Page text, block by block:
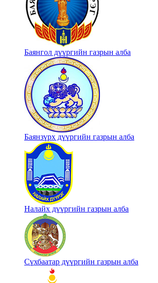
Баянгол дүүргийн газрын алба
Баянзүрх дүүргийн газрын алба
Налайх дүүргийн газрын алба
Сүхбаатар дүүргийн газрын алба